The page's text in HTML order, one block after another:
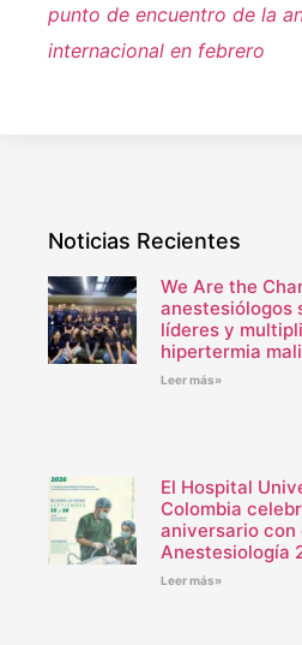
punto de encuentro de la
internacional en febrero
Noticias Recientes
We Are the
anestesiólogos
líderes y
hipertermia
Leer más»
El Hospital
Colombia
aniversario con
Anestesiología
Leer más»